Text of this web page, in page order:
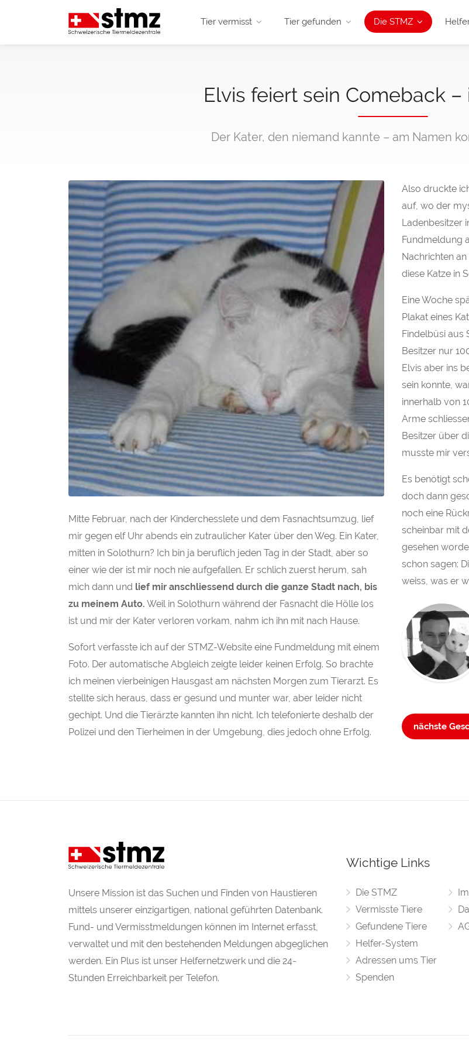
Tier vermisst Tier gefunden Die STMZ
Elvis feiert sein Comeback –
Der Kater, den niemand kannte – am Namen
Mitte Februar, nach der Kinderchesslete und dem Fasnachtsumzug, lief
mir gegen elf Uhr abends ein zutraulicher Kater über den Weg. Ein Kater,
mitten in Solothurn? Ich bin ja beruflich jeden Tag in der Stadt, aber so
einer wie der ist mir noch nie aufgefallen. Er schlich zuerst herum, sah
mich dann und lief mir anschliessend durch die ganze Stadt nach, bis
zu meinem Auto. Weil in Solothurn während der Fasnacht die Hölle los
ist und mir der Kater verloren vorkam, nahm ich ihn mit nach Hause.
Sofort verfasste ich auf der STMZ-Website eine Fundmeldung mit einem
Foto. Der automatische Abgleich zeigte leider keinen Erfolg. So brachte
ich meinen vierbeinigen Hausgast am nächsten Morgen zum Tierarzt. Es
stellte sich heraus, dass er gesund und munter war, aber leider nicht
gechipt. Und die Tierärzte kannten ihn nicht. Ich telefonierte deshalb der
Polizei und den Tierheimen in der Umgebung, dies jedoch ohne Erfolg.
Also druckte
auf, wo der
Ladenbesitzer
Fundmeldung
Nachrichten
diese Katze in
Eine Woche
Plakat eines
Findelbüsi aus
Besitzer nur
Elvis aber ins
sein konnte,
innerhalb von
Arme
Besitzer über
musste mir
Es benötigt
doch dann
noch eine
scheinbar mit
gesehen
schon sagen:
weiss, was er
nächste
Unsere Mission ist das Suchen und Finden von Haustieren
mittels unserer einzigartigen, national geführten Datenbank.
Fund- und Vermisstmeldungen können im Internet erfasst,
verwaltet und mit den bestehenden Meldungen abgeglichen
werden. Ein Plus ist unser Helfernetzwerk und die 24-
Stunden Erreichbarkeit per Telefon.
Wichtige Links
Die STMZ
Vermisste Tiere
Gefundene Tiere
Helfer-System
Adressen ums Tier
Spenden